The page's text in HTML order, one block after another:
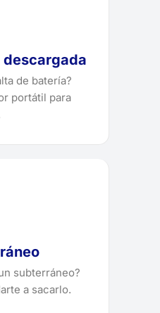
de batería?
portátil para
subterráneo?
a sacarlo.